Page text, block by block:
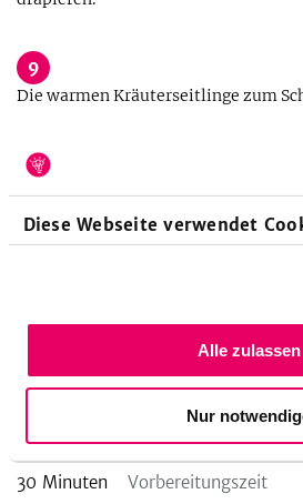
Diese Webseite verwendet
Alle zulassen
Nur
9
Die warmen Kräuterseitlinge zum
Küchengeräte
Backblech Backofen
Zubereitungsdauer
30 Minuten
Vorbereitungszeit